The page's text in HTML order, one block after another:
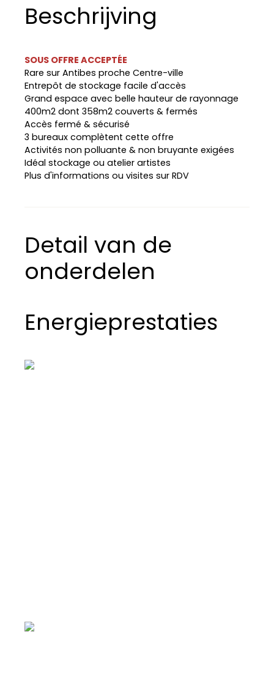
Beschrijving
SOUS OFFRE ACCEPTÉE
Rare sur Antibes proche Centre-ville
Entrepôt de stockage facile d'accès
Grand espace avec belle hauteur de rayonnage
400m2 dont 358m2 couverts & fermés
Accès fermé & sécurisé
3 bureaux complètent cette offre
Activités non polluante & non bruyante exigées
Idéal stockage ou atelier artistes
Plus d'informations ou visites sur RDV
Detail van de
onderdelen
Energieprestaties